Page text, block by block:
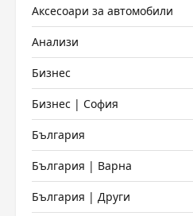
Аксесоари за автомобили
Анализи
Бизнес
Бизнес | София
България
България | Варна
България | Други